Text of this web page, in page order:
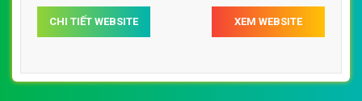
bạc đá quý sacombank-sbjcom
CHI TIẾT WEBSITE XEM WEBSITE